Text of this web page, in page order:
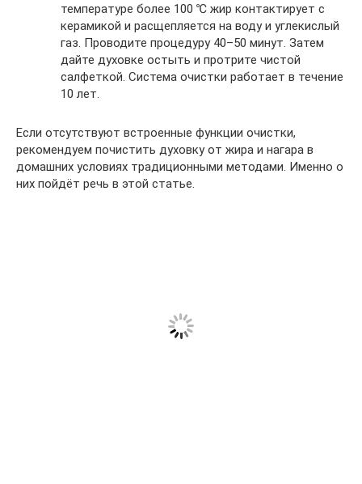
температуре более 100 ℃ жир контактирует с
керамикой и расщепляется на воду и углекислый
газ. Проводите процедуру 40–50 минут. Затем
дайте духовке остыть и протрите чистой
салфеткой. Система очистки работает в течение
10 лет.
Если отсутствуют встроенные функции очистки,
рекомендуем почистить духовку от жира и нагара в
домашних условиях традиционными методами. Именно о
них пойдёт речь в этой статье.